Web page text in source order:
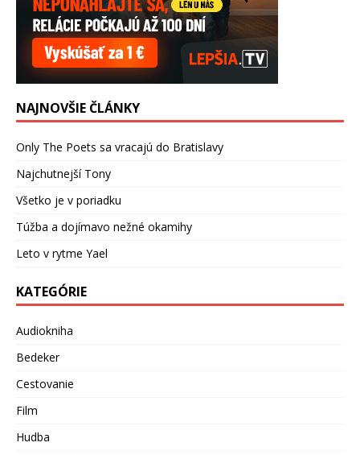
NAJNOVŠIE ČLÁNKY
Only The Poets sa vracajú do Bratislavy
Najchutnejší Tony
Všetko je v poriadku
Túžba a dojímavo nežné okamihy
Leto v rytme Yael
KATEGÓRIE
Audiokniha
Bedeker
Cestovanie
Film
Hudba